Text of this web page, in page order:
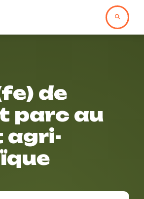
de
parc au
agri-